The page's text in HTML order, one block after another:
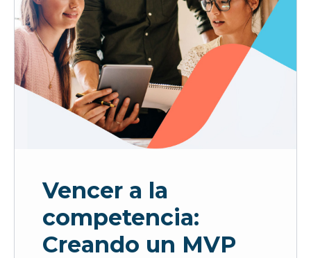
Vencer a la
competencia:
Creando un MVP